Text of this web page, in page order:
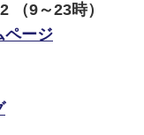
（9～23時）
ページ